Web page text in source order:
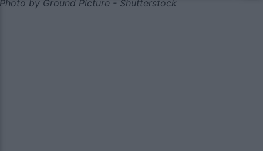
Photo by Ground Picture - Shutterstock